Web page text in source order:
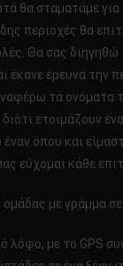
θα σταματάμε για
περιοχές θα
Θα σας
έκανε έρευνα την
τα ονόματα
ετοιμάζουν ένα
όπου και
εύχομαι κάθε
με γράμμα σε
λόφο, με το GPS